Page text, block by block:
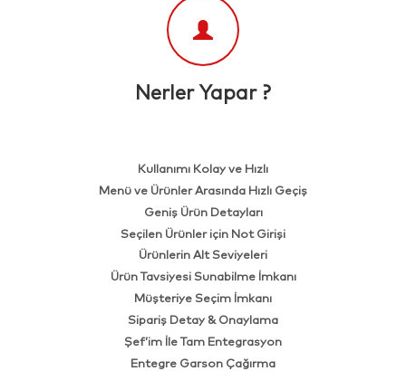
Nerler Yapar ?
Kullanımı Kolay ve Hızlı
Menü ve Ürünler Arasında Hızlı Geçiş
Geniş Ürün Detayları
Seçilen Ürünler için Not Girişi
Ürünlerin Alt Seviyeleri
Ürün Tavsiyesi Sunabilme İmkanı
Müşteriye Seçim İmkanı
Sipariş Detay & Onaylama
Şef’im İle Tam Entegrasyon
Entegre Garson Çağırma